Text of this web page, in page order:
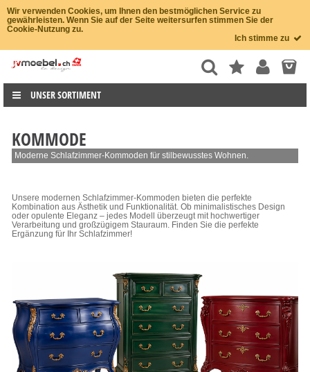
Wir verwenden Cookies, um Ihnen den bestmöglichen Service zu
gewährleisten. Wenn Sie auf der Seite weitersurfen stimmen Sie der
Cookie-Nutzung zu.
Ich stimme zu
UNSER SORTIMENT
KOMMODE
Moderne Schlafzimmer-Kommoden für stilbewusstes Wohnen.
Unsere modernen Schlafzimmer-Kommoden bieten die perfekte
Kombination aus Ästhetik und Funktionalität. Ob minimalistisches Design
oder opulente Eleganz – jedes Modell überzeugt mit hochwertiger
Verarbeitung und großzügigem Stauraum. Finden Sie die perfekte
Ergänzung für Ihr Schlafzimmer!